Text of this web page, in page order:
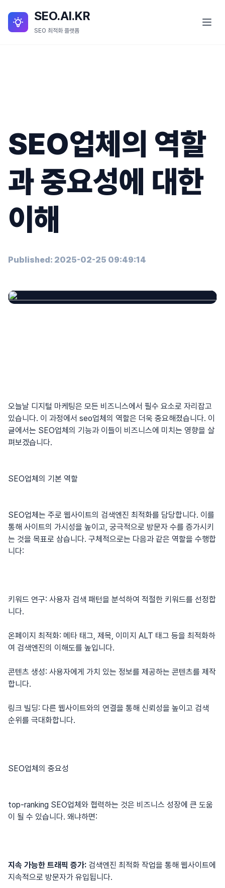
SEO.AI.KR
SEO 최적화 플랫폼
SEO.AI.KR 세부 기능
블로그
SEO업체의 역할
과 중요성에 대한
이해
Published: 2025-02-25 09:49:14
오늘날 디지털 마케팅은 모든 비즈니스에서 필수 요소로 자리잡고
있습니다. 이 과정에서 seo업체 의 역할은 더욱 중요해졌습니다. 이
글에서는 SEO업체의 기능과 이들이 비즈니스에 미치는 영향을 살
펴보겠습니다.
SEO업체의 기본 역할
SEO업체는 주로 웹사이트의 검색엔진 최적화를 담당합니다. 이를
통해 사이트의 가시성을 높이고, 궁극적으로 방문자 수를 증가시키
는 것을 목표로 삼습니다. 구체적으로는 다음과 같은 역할을 수행합
니다:
키워드 연구: 사용자 검색 패턴을 분석하여 적절한 키워드를 선정합
니다.
온페이지 최적화: 메타 태그, 제목, 이미지 ALT 태그 등을 최적화하
여 검색엔진의 이해도를 높입니다.
콘텐츠 생성: 사용자에게 가치 있는 정보를 제공하는 콘텐츠를 제작
합니다.
링크 빌딩: 다른 웹사이트와의 연결을 통해 신뢰성을 높이고 검색
순위를 극대화합니다.
SEO업체의 중요성
top-ranking SEO업체와 협력하는 것은 비즈니스 성장에 큰 도움
이 될 수 있습니다. 왜냐하면:
지속 가능한 트래픽 증가: 검색엔진 최적화 작업을 통해 웹사이트에
지속적으로 방문자가 유입됩니다.